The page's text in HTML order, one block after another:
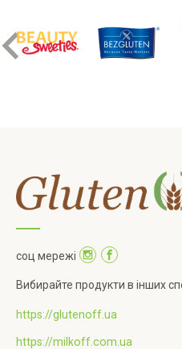
соц мережі
Вибирайте продукти в інших
https://glutenoff.ua
https://milkoff.com.ua